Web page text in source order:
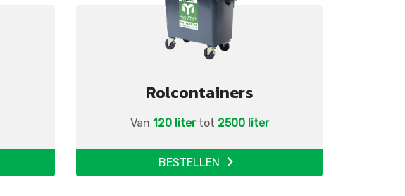
Rolcontainers
Van 120 liter tot 2500 liter
BESTELLEN